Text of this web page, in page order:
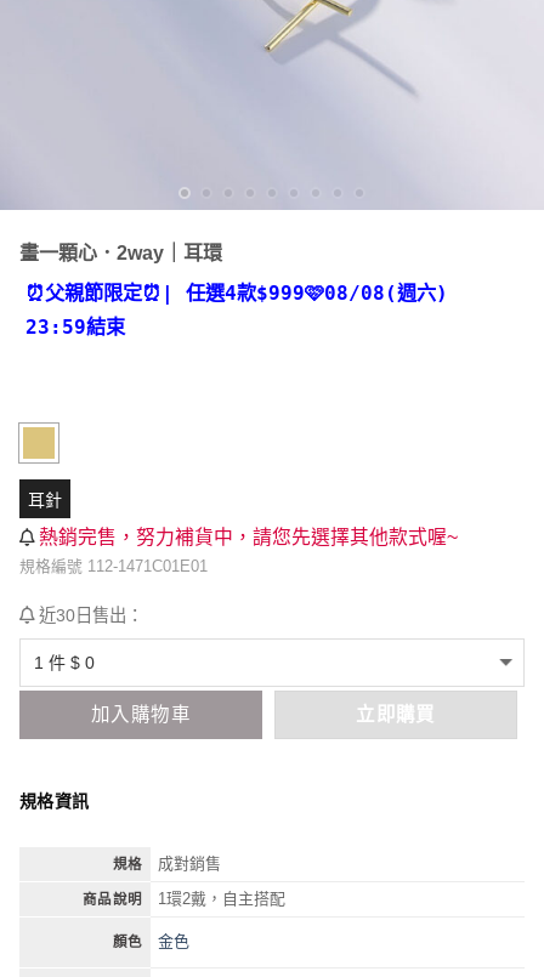
畫一顆心．2way｜耳環
⏰父親節限定⏰ | 任選4款$999🩷08/08(週六)
23:59結束
耳針
熱銷完售，努力補貨中，請您先選擇其他款式喔~
規格編號 112-1471C01E01
近30日售出：
加入購物車 立即購買
規格資訊
規格 成對銷售
商品說明 1環2戴，自主搭配
顏色 金色